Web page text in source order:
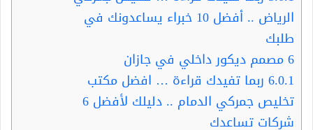
الرياض .. أفضل 10 خبراء يساعدونك في
طلبك
6مصمم ديكور داخلي في جازان
6.0.1 ربما تفيدك قراءة … افضل مكتب
تخليص جمركي الدمام .. دليلك لأفضل 6
شركات تساعدك